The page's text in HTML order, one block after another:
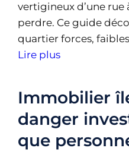
vertigineux d’une rue
perdre. Ce guide
quartier forces,
Lire plus
Immobilier
danger
que